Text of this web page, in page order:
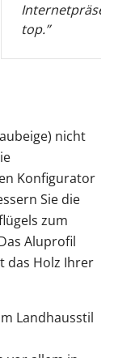
top.”
nicht
Konfigurator
Sie die
zum
Aluprofil
das Holz Ihrer
Landhausstil